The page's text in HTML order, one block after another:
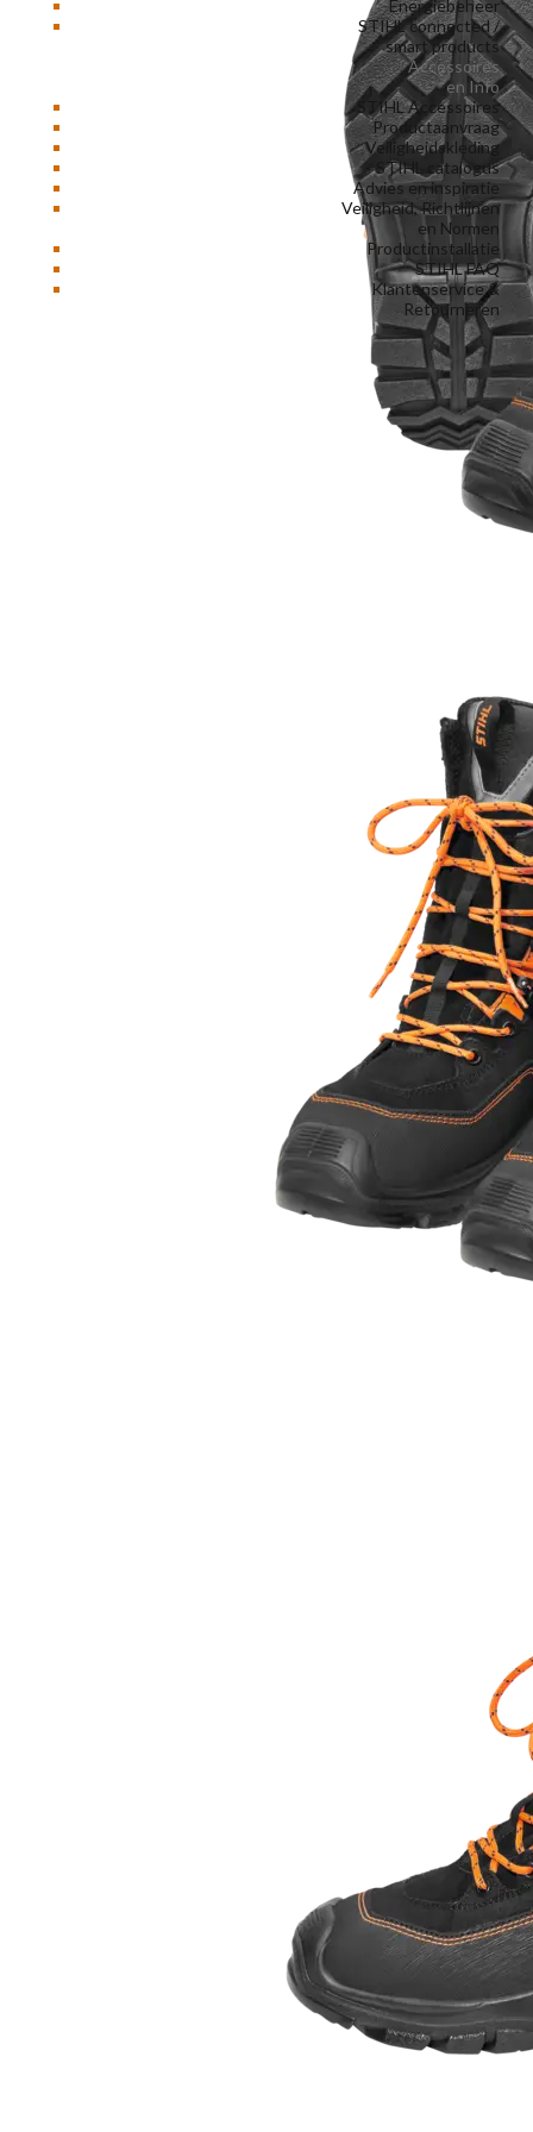
Energiebeheer
STIHL connected /
smart products
Accessoires
en Info
STIHL Accessoires
Productaanvraag
Veiligheidskleding
STIHL catalogus
Advies en inspiratie
Veiligheid, Richtlijnen
en Normen
Productinstallatie
STIHL FAQ
Klantenservice &
Retourneren